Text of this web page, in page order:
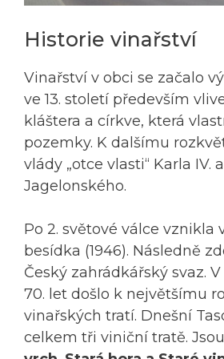
Historie vinařství
Vinařství v obci se začalo
ve 13. století především
kláštera a církve, která
pozemky. K dalšímu
vlády „otce vlasti“ Karla IV.
Jagelonského.
Po 2. světové válce vznikla
besídka (1946). Následně
Český zahrádkářský svaz.
70. let došlo k největšímu
vinařských tratí. Dnešní
celkem tři viniční tratě.